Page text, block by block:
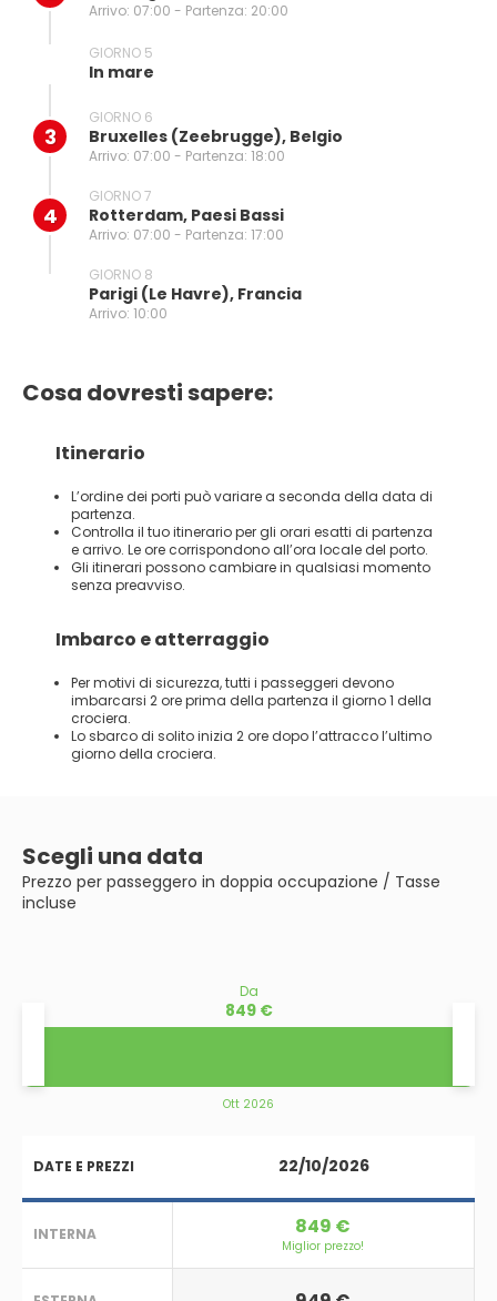
Arrivo: 07:00 - Partenza: 20:00
GIORNO 5
In mare
3
GIORNO 6
Bruxelles (zeebrugge), Belgio
Arrivo: 07:00 - Partenza: 18:00
4
GIORNO 7
Rotterdam, Paesi Bassi
Arrivo: 07:00 - Partenza: 17:00
GIORNO 8
Parigi (le Havre), Francia
Arrivo: 10:00
Cosa dovresti sapere:
Itinerario
L’ordine dei porti può variare a seconda della data di
partenza.
Controlla il tuo itinerario per gli orari esatti di partenza
e arrivo. Le ore corrispondono all’ora locale del porto.
Gli itinerari possono cambiare in qualsiasi momento
senza preavviso.
Imbarco e atterraggio
Per motivi di sicurezza, tutti i passeggeri devono
imbarcarsi 2 ore prima della partenza il giorno 1 della
crociera.
Lo sbarco di solito inizia 2 ore dopo l’attracco l’ultimo
giorno della crociera.
Scegli una data
Prezzo per passeggero in doppia occupazione / Tasse
incluse
Da
849 €
Ott 2026
DATE E PREZZI
INTERNA
22/10/2026
849 €
Miglior prezzo!